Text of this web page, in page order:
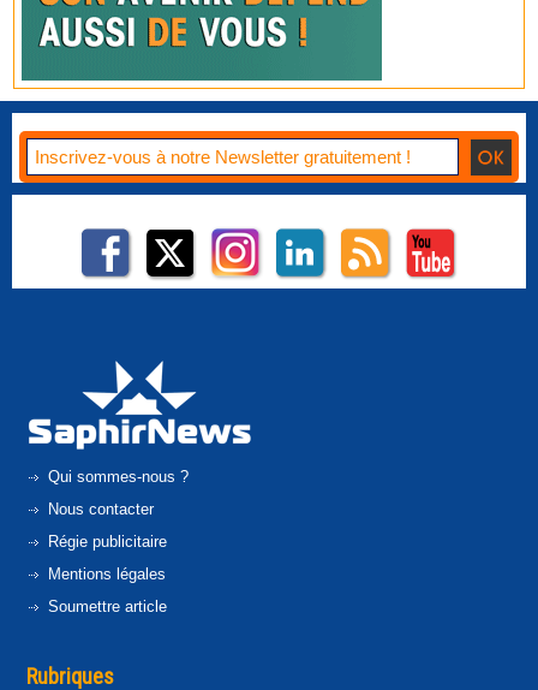
Qui sommes-nous ?
Nous contacter
Régie publicitaire
Mentions légales
Soumettre article
Rubriques